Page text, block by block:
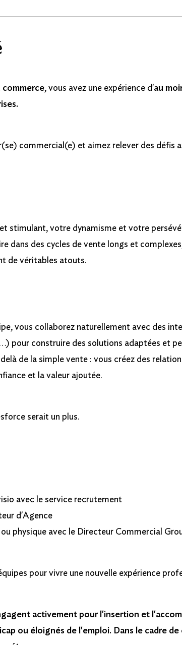
commerce, vous avez une expérience d'au
commercial(e) et aimez relever des défis
stimulant, votre dynamisme et votre
dans des cycles de vente longs et
de véritables atouts.
vous collaborez naturellement avec des
pour construire des solutions adaptées et
de la simple vente : vous créez des
et la valeur ajoutée.
serait un plus.
avec le service recrutement
d'Agence
physique avec le Directeur Commercial
pour vivre une nouvelle expérience
activement pour l'insertion et
ou éloignés de l'emploi. Dans le cadre